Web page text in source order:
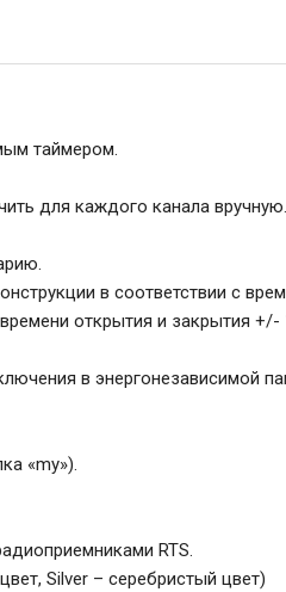
таймером.
для каждого канала вручную.
в соответствии с
открытия и закрытия +/-
в энергонезависимой
«my»).
RTS.
Silver – серебристый цвет)